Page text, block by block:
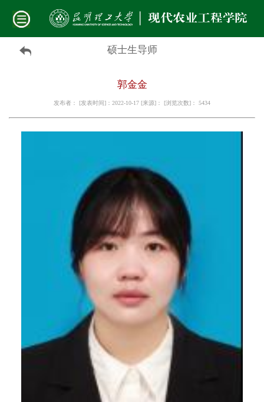
硕士生导师
郭金金
发布者： [发表时间]：2022-10-17 [来源]： [浏览次数]： 5434